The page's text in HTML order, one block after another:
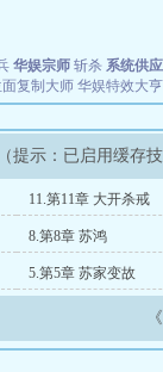
华娱宗师 斩杀 系统供
复制大师 华娱特效大亨
（提示：已启用缓存
11.第11章 大开杀戒
8.第8章 苏鸿
5.第5章 苏家变故